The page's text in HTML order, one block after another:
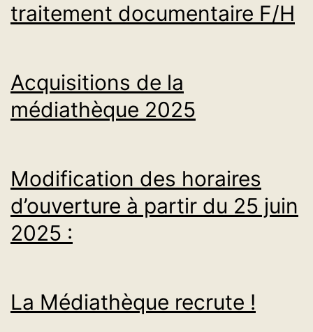
traitement documentaire F/H
Acquisitions de la
médiathèque 2025
Modification des horaires
d’ouverture à partir du 25 juin
2025 :
La Médiathèque recrute !